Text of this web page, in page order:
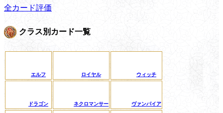
全カード評価
クラス別カード一覧
エルフ ロイヤル ウィッチ
ドラゴン ネクロマンサー ヴァンパイア